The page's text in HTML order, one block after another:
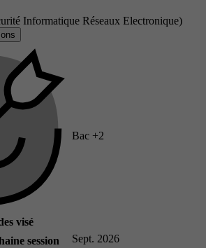
Informatique Réseaux Electronique)
visé
Bac +2
session Sept. 2026